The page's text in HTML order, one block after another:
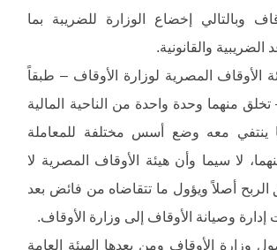
وبالتالي إخضاع الوزارة للضريبة بما
الضريبية والقانونية.
الأوقاف المصرية لوزارة الأوقاف – طبقاً
تخلق منهما وحدة واحدة من الناحية المالية
ينتفي معه وضع أسس مختلفة للمعاملة
لا سيما وأن هيئة الأوقاف المصرية لا
أصلاً ويؤول ما تتقاضاه من فائض بعد
وصيانة الأوقاف إلى وزارة الأوقاف.
وزارة الأوقاف ومن بعدها الهيئة العامة